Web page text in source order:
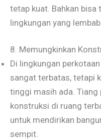
tetap kuat. Bahkan bisa
lingkungan yang lembab.
8. Memungkinkan
Di lingkungan
sangat terbatas, tetapi
tinggi masih ada. Tiang
konstruksi di ruang
untuk mendirikan
sempit.